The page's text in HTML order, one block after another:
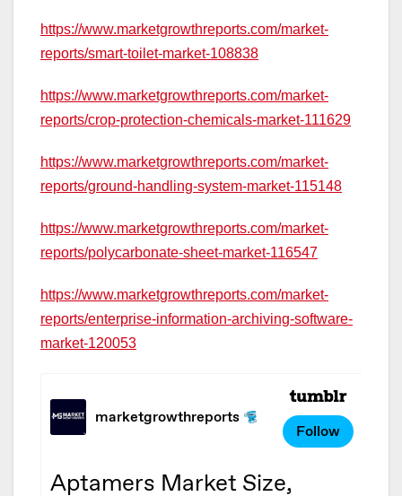
https://www.marketgrowthreports.com/market-
reports/smart-toilet-market-108838
https://www.marketgrowthreports.com/market-
reports/crop-protection-chemicals-market-111629
https://www.marketgrowthreports.com/market-
reports/ground-handling-system-market-115148
https://www.marketgrowthreports.com/market-
reports/polycarbonate-sheet-market-116547
https://www.marketgrowthreports.com/market-
reports/enterprise-information-archiving-software-
market-120053